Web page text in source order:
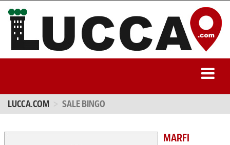
LUCCA.COM SALE BINGO
MARFI